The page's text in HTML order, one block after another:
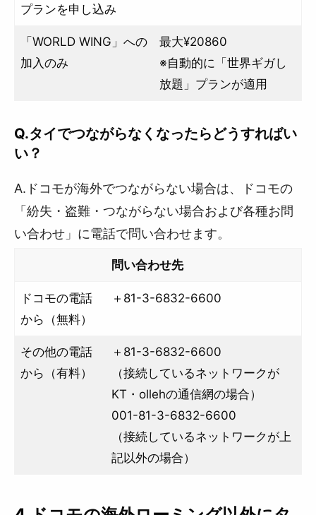
プランを申し込み
「WORLD WING」への
加入のみ
最大¥20860
※自動的に「世界ギガし
放題」プランが適用
Q.タイでつながらなくなったらどうすればい
い？
A.ドコモが海外でつながらない場合は、ドコモの
「紛失・盗難・つながらない場合および各種お問
い合わせ」に電話で問い合わせます。
問い合わせ先
ドコモの電話
から（無料）
＋81-3-6832-6600
その他の電話
から（有料）
＋81-3-6832-6600
（接続しているネットワークが
KT・ollehの通信網の場合）
001-81-3-6832-6600
（接続しているネットワークが上
記以外の場合）